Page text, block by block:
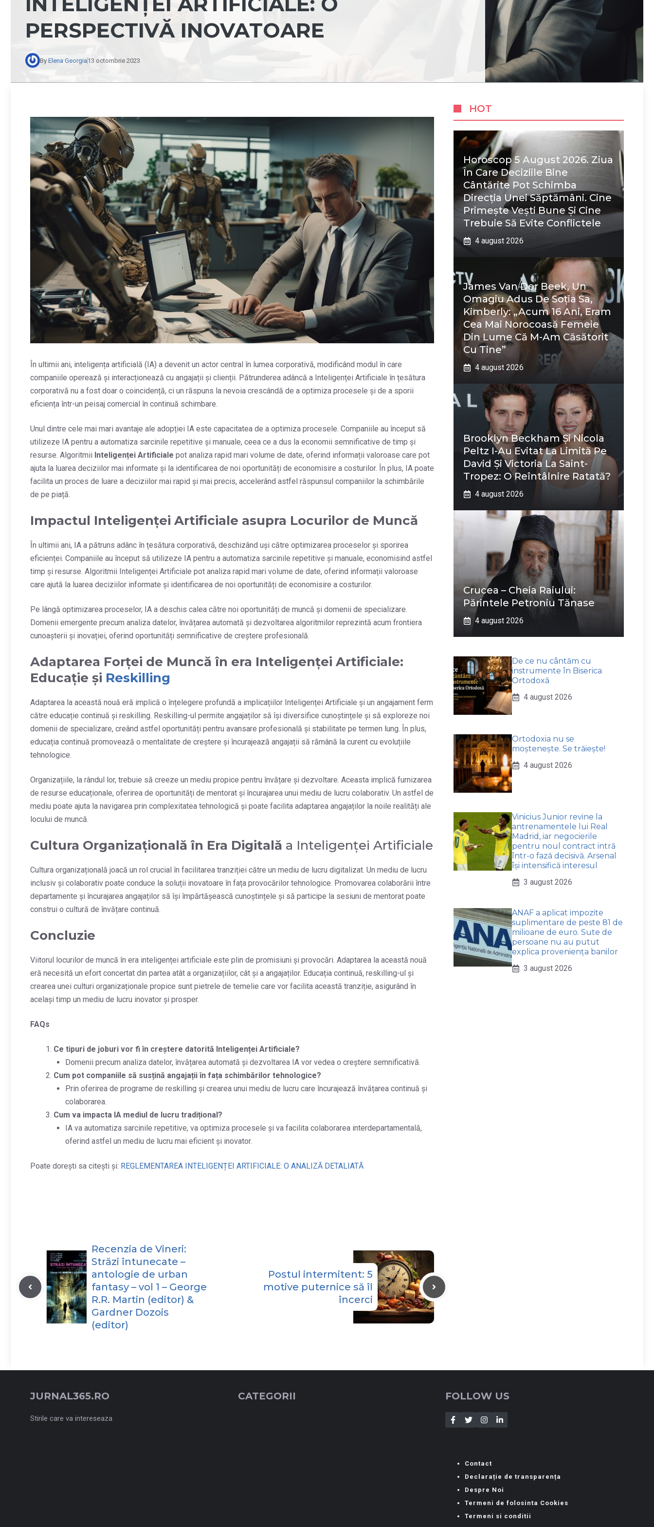
PERSPECTIVĂ INOVATOARE
By Elena Georgia 13 octombrie 2023
În ultimii ani, inteligența artificială (IA) a devenit un actor central în lumea corporativă, modificând modul în care
companiile operează și interacționează cu angajații și clienții. Pătrunderea adâncă a Inteligenței Artificiale în țesătura
corporativă nu a fost doar o coincidență, ci un răspuns la nevoia crescândă de a optimiza procesele și de a sporii
eficiența într-un peisaj comercial în continuă schimbare.
Unul dintre cele mai mari avantaje ale adopției IA este capacitatea de a optimiza procesele. Companiile au început să
utilizeze IA pentru a automatiza sarcinile repetitive și manuale, ceea ce a dus la economii semnificative de timp și
resurse. Algoritmii Inteligenței Artificiale pot analiza rapid mari volume de date, oferind informații valoroase care pot
ajuta la luarea deciziilor mai informate și la identificarea de noi oportunități de economisire a costurilor. În plus, IA poate
facilita un proces de luare a deciziilor mai rapid și mai precis, accelerând astfel răspunsul companiilor la schimbările
de pe piață.
Impactul Inteligenței Artificiale asupra Locurilor de Muncă
În ultimii ani, IA a pătruns adânc în țesătura corporativă, deschizând uși către optimizarea proceselor și sporirea
eficienței. Companiile au început să utilizeze IA pentru a automatiza sarcinile repetitive și manuale, economisind astfel
timp și resurse. Algoritmii Inteligenței Artificiale pot analiza rapid mari volume de date, oferind informații valoroase
care ajută la luarea deciziilor informate și identificarea de noi oportunități de economisire a costurilor.
Pe lângă optimizarea proceselor, IA a deschis calea către noi oportunități de muncă și domenii de specializare.
Domenii emergente precum analiza datelor, învățarea automată și dezvoltarea algoritmilor reprezintă acum frontiera
cunoașterii și inovației, oferind oportunități semnificative de creștere profesională.
Adaptarea Forței de Muncă în era Inteligenței Artificiale:
Educație și Reskilling
Adaptarea la această nouă eră implică o înțelegere profundă a implicațiilor Inteligenței Artificiale și un angajament ferm
către educație continuă și reskilling. Reskilling-ul permite angajaților să își diversifice cunoștințele și să exploreze noi
domenii de specializare, creând astfel oportunități pentru avansare profesională și stabilitate pe termen lung. În plus,
educația continuă promovează o mentalitate de creștere și încurajează angajații să rămână la curent cu evoluțiile
tehnologice.
Organizațiile, la rândul lor, trebuie să creeze un mediu propice pentru învățare și dezvoltare. Aceasta implică furnizarea
de resurse educaționale, oferirea de oportunități de mentorat și încurajarea unui mediu de lucru colaborativ. Un astfel de
mediu poate ajuta la navigarea prin complexitatea tehnologică și poate facilita adaptarea angajaților la noile realități ale
locului de muncă.
Cultura Organizațională în Era Digitală a Inteligenței Artificiale
Cultura organizațională joacă un rol crucial în facilitarea tranziției către un mediu de lucru digitalizat. Un mediu de lucru
inclusiv și colaborativ poate conduce la soluții inovatoare în fața provocărilor tehnologice. Promovarea colaborării între
departamente și încurajarea angajaților să își împărtășească cunoștințele și să participe la sesiuni de mentorat poate
construi o cultură de învățare continuă.
Concluzie
Viitorul locurilor de muncă în era inteligenței artificiale este plin de promisiuni și provocări. Adaptarea la această nouă
eră necesită un efort concertat din partea atât a organizațiilor, cât și a angajaților. Educația continuă, reskilling-ul și
crearea unei culturi organizaționale propice sunt pietrele de temelie care vor facilita această tranziție, asigurând în
același timp un mediu de lucru inovator și prosper.
FAQs
Ce tipuri de joburi vor fi în creștere datorită Inteligenței Artificiale?
Domenii precum analiza datelor, învățarea automată și dezvoltarea IA vor vedea o creștere semnificativă.
Cum pot companiile să susțină angajații în fața schimbărilor tehnologice?
Prin oferirea de programe de reskilling și crearea unui mediu de lucru care încurajează învățarea continuă și
colaborarea.
Cum va impacta IA mediul de lucru tradițional?
IA va automatiza sarcinile repetitive, va optimiza procesele și va facilita colaborarea interdepartamentală,
oferind astfel un mediu de lucru mai eficient și inovator.
Poate dorești sa citești și: REGLEMENTAREA INTELIGENȚEI ARTIFICIALE: O ANALIZĂ DETALIATĂ
Recenzia de Vineri:
Străzi întunecate –
antologie de urban
fantasy – vol 1 – George
R.R. Martin (editor) &
Gardner Dozois
(editor)
Postul intermitent: 5
motive puternice să îl
încerci
HOT
Horoscop 5 August 2026. Ziua
În Care Deciziile Bine
Cântărite Pot Schimba
Direcția Unei Săptămâni. Cine
Primește Vești Bune Și Cine
Trebuie Să Evite Conflictele
4 august 2026
James Van Der Beek, Un
Omagiu Adus De Soția Sa,
Kimberly: „Acum 16 Ani, Eram
Cea Mai Norocoasă Femeie
Din Lume Că M-Am Căsătorit
Cu Tine”
4 august 2026
Brooklyn Beckham Și Nicola
Peltz I-Au Evitat La Limită Pe
David Și Victoria La Saint-
Tropez: O Reîntâlnire Ratată?
4 august 2026
Crucea – Cheia Raiului:
Părintele Petroniu Tănase
4 august 2026
De ce nu cântăm cu
instrumente în Biserica
Ortodoxă
4 august 2026
Ortodoxia nu se
moștenește. Se trăiește!
4 august 2026
Vinicius Junior revine la
antrenamentele lui Real
Madrid, iar negocierile
pentru noul contract intră
într-o fază decisivă. Arsenal
își intensifică interesul
3 august 2026
ANAF a aplicat impozite
suplimentare de peste 81 de
milioane de euro. Sute de
persoane nu au putut
explica proveniența banilor
3 august 2026
JURNAL365.RO
Stirile care va intereseaza
CATEGORII FOLLOW US
Contact
Declarație de transparența
Despre Noi
Termeni de folosinta Cookies
Termeni si conditii